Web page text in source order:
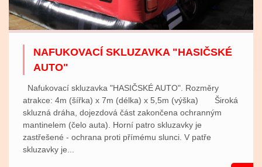
NAFUKOVACÍ SKLUZAVKA "HASIČSKÉ
AUTO"
Nafukovací skluzavka "HASIČSKÉ AUTO". Rozměry
atrakce: 4m (šířka) x 7m (délka) x 5,5m (výška) Široká
skluzná dráha, dojezdová část zakončena ochranným
mantinelem (čelo auta). Horní patro skluzavky je
zastřešené - ochrana proti přímému slunci. V patře
skluzavky je...